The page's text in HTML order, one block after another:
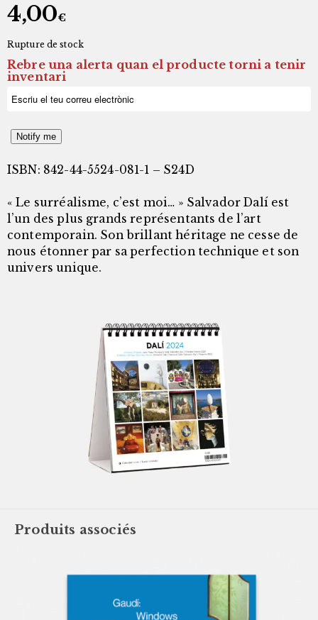
4,00€
Rupture de stock
Rebre una alerta quan el producte torni a tenir
inventari
Notify me
ISBN: 842-44-5524-081-1 – S24D
« Le surréalisme, c’est moi… » Salvador Dalí est
l’un des plus grands représentants de l’art
contemporain. Son brillant héritage ne cesse de
nous étonner par sa perfection technique et son
univers unique.
Produits associés